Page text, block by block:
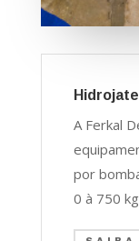
A Ferkal
por
0 à 750